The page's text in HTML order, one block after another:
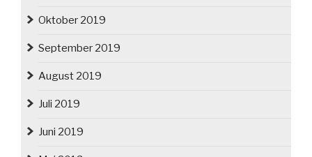
Oktober 2019
September 2019
August 2019
Juli 2019
Juni 2019